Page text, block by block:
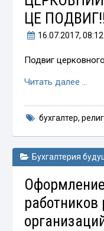
ЦЕ
16.07.2017, 08:12
Подвиг
Читать далее …
бухгалтер,
Бухгалтерия
работников